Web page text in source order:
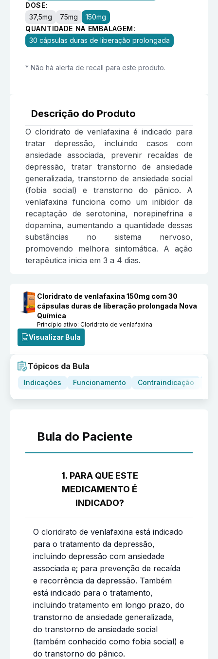
DOSE:
37,5mg
75mg
150mg
QUANTIDADE NA EMBALAGEM:
30 cápsulas duras de liberação prolongada
* Não há alerta de recall para este produto.
Descrição do Produto
O cloridrato de venlafaxina é indicado para
tratar depressão, incluindo casos com
ansiedade associada, prevenir recaídas de
depressão, tratar transtorno de ansiedade
generalizada, transtorno de ansiedade social
(fobia social) e transtorno do pânico. A
venlafaxina funciona como um inibidor da
recaptação de serotonina, norepinefrina e
dopamina, aumentando a quantidade dessas
substâncias no sistema nervoso,
promovendo melhora sintomática. A ação
terapêutica inicia em 3 a 4 dias.
Cloridrato de venlafaxina 150mg com 30
cápsulas duras de liberação prolongada Nova
Química
Princípio ativo:Cloridrato de venlafaxina
Visualizar Bula
Tópicos da Bula
Indicações Funcionamento Contraindicação
Bula do Paciente
1. PARA QUE ESTE
MEDICAMENTO É
INDICADO?
O cloridrato de venlafaxina está indicado
para o tratamento da depressão,
incluindo depressão com ansiedade
associada e; para prevenção de recaída
e recorrência da depressão. Também
está indicado para o tratamento,
incluindo tratamento em longo prazo, do
transtorno de ansiedade generalizada,
do transtorno de ansiedade social
(também conhecido como fobia social) e
do transtorno do pânico.